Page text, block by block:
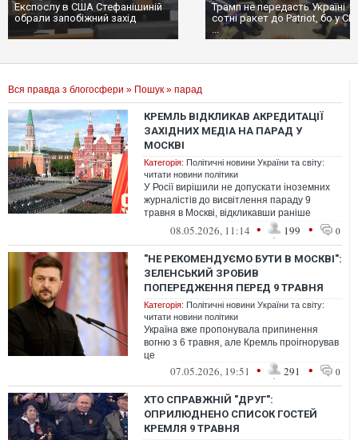
Експослу в США Стефанішиній
обрали запобіжний захід
Трамп не передасть Україні
сотні ракет до Patriot, бо у
...
Вся правда з блогосфери » Пошук » парад
КРЕМЛЬ ВІДКЛИКАВ АКРЕДИТАЦІЇ
ЗАХІДНИХ МЕДІА НА ПАРАД У
МОСКВІ
Категорія: Політичні новини України та світу:
читати новини політики
У Росії вирішили не допускати іноземних
журналістів до висвітлення параду 9
травня в Москві, відкликавши раніше
видані акредитації західних медіа.
08.05.2026, 11:14 • 199 • 0
"НЕ РЕКОМЕНДУЄМО БУТИ В МОСКВІ":
ЗЕЛЕНСЬКИЙ ЗРОБИВ
ПОПЕРЕДЖЕННЯ ПЕРЕД 9 ТРАВНЯ
Категорія: Політичні новини України та світу:
читати новини політики
Україна вже пропонувала припинення
вогню з 6 травня, але Кремль проігнорував
це
07.05.2026, 19:51 • 291 • 0
ХТО СПРАВЖНІЙ "ДРУГ":
ОПРИЛЮДНЕНО СПИСОК ГОСТЕЙ
КРЕМЛЯ 9 ТРАВНЯ